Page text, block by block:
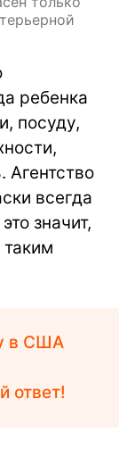
ребенка
посуду,
Агентство
всегда
значит,
в США
ответ!